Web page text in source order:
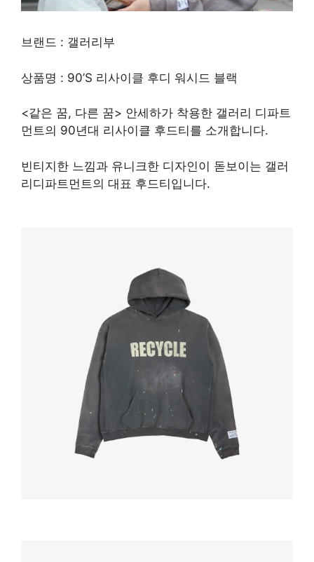
브랜드 : 갤러리부
상품명 : 90’S 리사이클 후디 워시드 블랙
<같은 꿈, 다른 꿈> 안세하가 착용한 갤러리 디파트
먼트의 90년대 리사이클 후드티를 소개합니다.
빈티지한 느낌과 유니크한 디자인이 돋보이는 갤러
리디파트먼트의 대표 후드티입니다.